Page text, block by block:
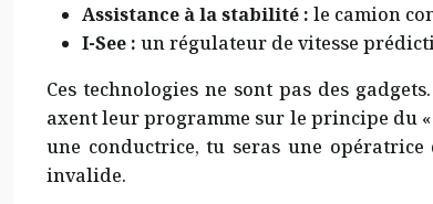
Assistance à la stabilité : le camion
I-See : un régulateur de vitesse
Ces technologies ne sont pas des
axent leur programme sur le principe du
une conductrice, tu seras une
invalide.